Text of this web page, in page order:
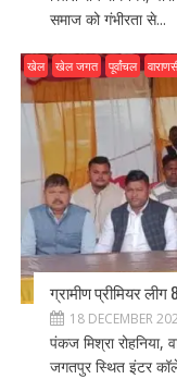
समाज को गंभीरता से...
खेल खेल जगत पूर्वांचल
ग्रामीण प्रीमियर
18 DECEMBER
पंकज मिश्रा रोहनिया,
जगतपुर स्थित इंटर